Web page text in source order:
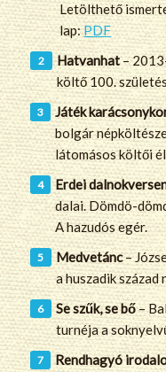
Letölthető
lap:PDF
Hatvanhat–
költő 100.
Játék
bolgár
látomásos költői
Erdei
dalai. Dömdö-
A hazudós egér.
Medvetánc–
a huszadik század
Se szűk, se bő–
turnéja a
Rendhagyó